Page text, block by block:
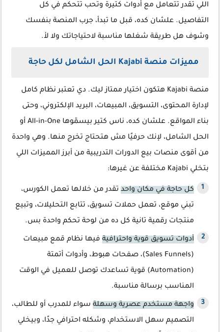
اللي تقدر تتعامل مع أدوات كتيرة وتحب تتحكم في كل
التفاصيل. علشان كده، قبل ما تبدأ، جرب المنصة بنفسك
وشوف هل طريقة شغلها مناسبة لاحتياجاتك ولا لأ.
مميزات منصة Kajabi الحل الشامل لكل حاجة
منصة Kajabi هتكون اختيار ممتاز ليك. دي تعتبر نظام كامل
لإدارة المحتوى، التسويق، المبيعات، البريد الإلكتروني، وحتى
بناء المواقع. علشان كده، ناس كتير بيسمّوها All-in-One أو
الحل الشامل، لإنك حرفيًا مش هتحتاج تخرج منها. وهي واحدة
من أقوى منصات بيع الدورات التدريبية من أبرز المميزات اللي
بتخلي Kajabi مختلفة عن غيرها:
كل حاجة في مكان واحد تقدر من خلالها تعمل الكورس،
تبني موقع، تعمل حملات تسويق، تتابع التحليلات، وتبيع
منتجات رقمية تانية كل ده من لوحة تحكم واحدة بس.
أدوات تسويق قوية واحترافية فيها نظام قمع مبيعات
(Sales Funnels)، صفحات هبوط، وأدوات أتمتة
(Automation) قوية تساعدك توصل للعميل في الوقت
المناسب برسالة مناسبة.
واجهة مستخدم عصرية وسهلة سواء للمدرب أو للطالب،
التصميم سهل الاستخدام، وشكله احترافي جدًا، وبيخلي